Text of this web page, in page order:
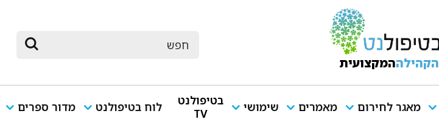
הקהילההמקצועית
מאגר לחירום מאמרים שימושי
בטיפולנט
TV
לוח בטיפולנט מדור ספרים